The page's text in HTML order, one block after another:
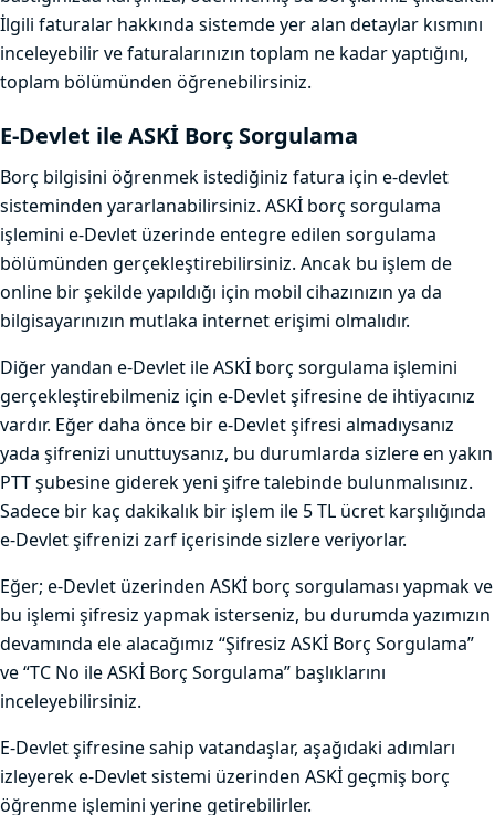
İlgili faturalar hakkında sistemde yer alan detaylar kısmını
inceleyebilir ve faturalarınızın toplam ne kadar yaptığını,
toplam bölümünden öğrenebilirsiniz.
E-Devlet ile ASKİ Borç Sorgulama
Borç bilgisini öğrenmek istediğiniz fatura için e-devlet
sisteminden yararlanabilirsiniz. ASKİ borç sorgulama
işlemini e-Devlet üzerinde entegre edilen sorgulama
bölümünden gerçekleştirebilirsiniz. Ancak bu işlem de
online bir şekilde yapıldığı için mobil cihazınızın ya da
bilgisayarınızın mutlaka internet erişimi olmalıdır.
Diğer yandan e-Devlet ile ASKİ borç sorgulama işlemini
gerçekleştirebilmeniz için e-Devlet şifresine de ihtiyacınız
vardır. Eğer daha önce bir e-Devlet şifresi almadıysanız
yada şifrenizi unuttuysanız, bu durumlarda sizlere en yakın
PTT şubesine giderek yeni şifre talebinde bulunmalısınız.
Sadece bir kaç dakikalık bir işlem ile 5 TL ücret karşılığında
e-Devlet şifrenizi zarf içerisinde sizlere veriyorlar.
Eğer; e-Devlet üzerinden ASKİ borç sorgulaması yapmak ve
bu işlemi şifresiz yapmak isterseniz, bu durumda yazımızın
devamında ele alacağımız “Şifresiz ASKİ Borç Sorgulama”
ve “TC No ile ASKİ Borç Sorgulama” başlıklarını
inceleyebilirsiniz.
E-Devlet şifresine sahip vatandaşlar, aşağıdaki adımları
izleyerek e-Devlet sistemi üzerinden ASKİ geçmiş borç
öğrenme işlemini yerine getirebilirler.